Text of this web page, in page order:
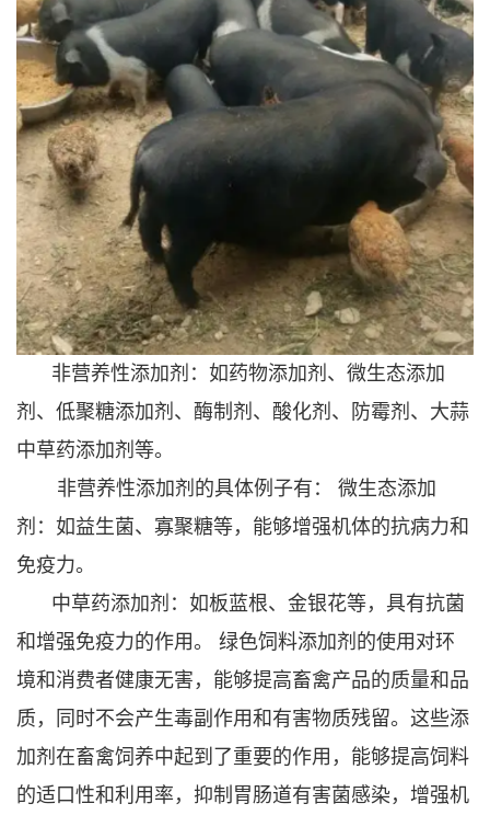
‌非营养性添加剂‌：如药物添加剂、微生态添加
剂、低聚糖添加剂、酶制剂、酸化剂、防霉剂、大蒜
中草药添加剂等。
非营养性添加剂的具体例子有： ‌微生态添加
剂‌：如益生菌、寡聚糖等，能够增强机体的抗病力和
免疫力。
‌中草药添加剂‌：如板蓝根、金银花等，具有抗菌
和增强免疫力的作用。 绿色饲料添加剂的使用对环
境和消费者健康无害，能够提高畜禽产品的质量和品
质，同时不会产生毒副作用和有害物质残留。这些添
加剂在畜禽饲养中起到了重要的作用，能够提高饲料
的适口性和利用率，抑制胃肠道有害菌感染，增强机